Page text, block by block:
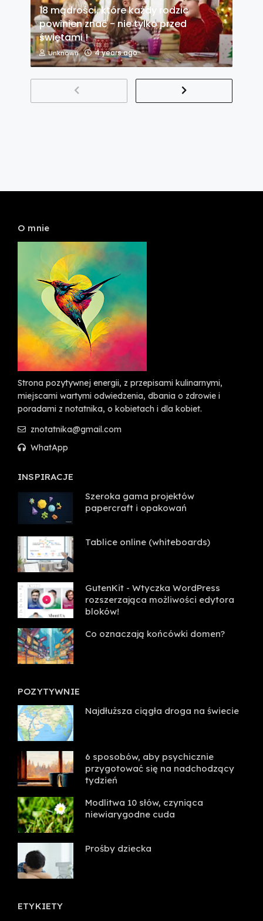
18 mądrości, które każdy rodzic
powinien znać - nie tylko przed
świętami !
Unknown 4 years ago
O mnie
Strona pozytywnej energii, z przepisami kulinarnymi,
miejscami wartymi odwiedzenia, dbania o zdrowie i
poradami z notatnika, o kobietach i dla kobiet.
znotatnika@gmail.com
WhatApp
INSPIRACJE
Szeroka gama projektów
papercraft i opakowań
Tablice online (whiteboards)
GutenKit - Wtyczka WordPress
rozszerzająca możliwości edytora
bloków!
Co oznaczają końcówki domen?
POZYTYWNIE
Najdłuższa ciągła droga na świecie
6 sposobów, aby psychicznie
przygotować się na nadchodzący
tydzień
Modlitwa 10 słów, czyniąca
niewiarygodne cuda
Prośby dziecka
ETYKIETY